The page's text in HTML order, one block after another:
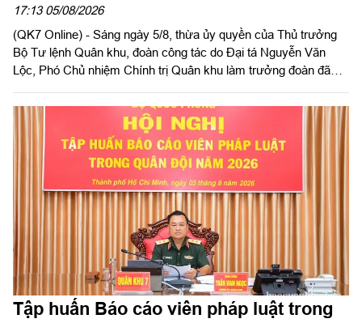
Thành phố Hồ Chí Minh
17:13 05/08/2026
(QK7 Online) - Sáng ngày 5/8, thừa ủy quyền của Thủ trưởng
Bộ Tư lệnh Quân khu, đoàn công tác do Đại tá Nguyễn Văn
Lộc, Phó Chủ nhiệm Chính trị Quân khu làm trưởng đoàn đã
năm 2026 tại Trung đoàn Minh Đạm và Ban Chỉ huy Quân sự
(CHQS) phường Tam Long (Bộ Tư lệnh TP Hồ Chí Minh).
Tập huấn Báo cáo viên pháp luật trong